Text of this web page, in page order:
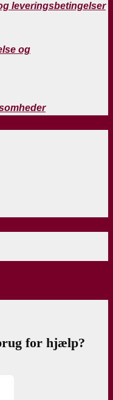
leveringsbetingelser
og
for hjælp?